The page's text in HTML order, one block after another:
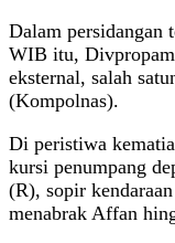
Dalam persidangan
WIB itu,
eksternal, salah
(Kompolnas).
Di peristiwa
kursi penumpang
(R), sopir
menabrak Affan